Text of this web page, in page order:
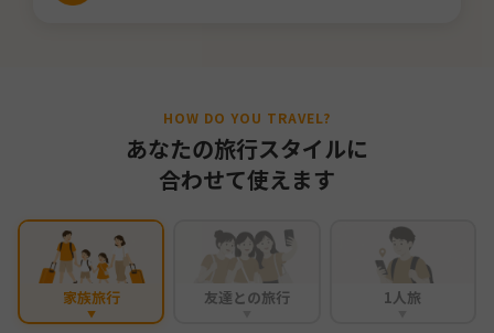
HOW DO YOU TRAVEL?
あなたの旅行スタイルに
合わせて使えます
家族旅行
▼
友達との旅行 1人旅